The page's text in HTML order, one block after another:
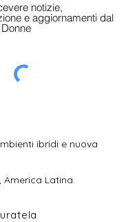
notizie,
e aggiornamenti dal
ibridi e nuova
America Latina.